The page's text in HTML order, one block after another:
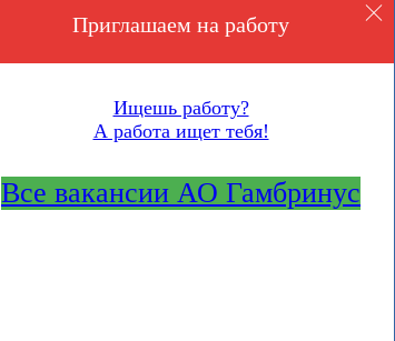
Приглашаем на работу
Ищешь работу?
А работа ищет тебя!
Все вакансии АО Гамбринус